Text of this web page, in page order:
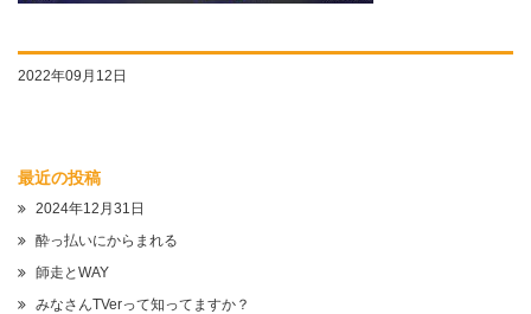
2022年09月12日
最近の投稿
2024年12月31日
酔っ払いにからまれる
師走とWAY
みなさんTVerって知ってますか？